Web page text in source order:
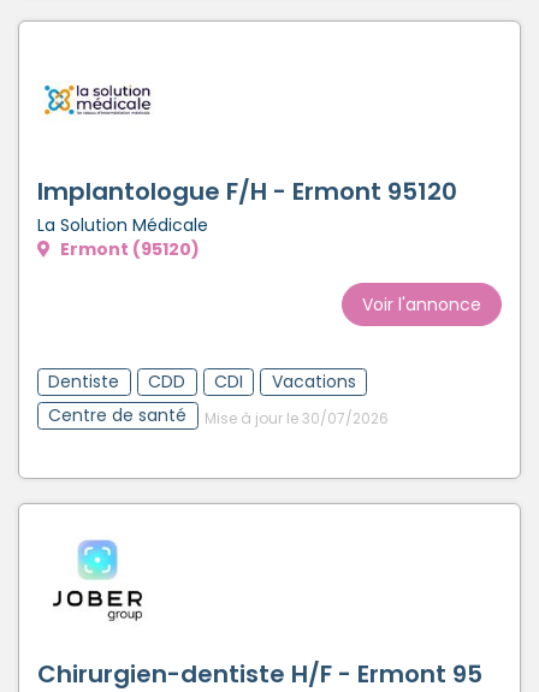
Implantologue F/H - Ermont 95120
La Solution Médicale
Ermont (95120)
Voir l'annonce
Dentiste CDD CDI
Vacations
Centre de santé
Mise à jour le 30/07/2026
Chirurgien-dentiste H/F - Ermont 95